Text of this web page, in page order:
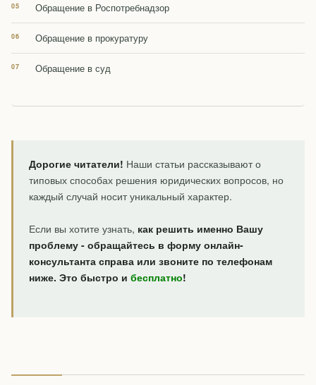
Обращение в Роспотребнадзор
Обращение в прокуратуру
Обращение в суд
Дорогие читатели! Наши статьи рассказывают о
типовых способах решения юридических вопросов, но
каждый случай носит уникальный характер.
Если вы хотите узнать, как решить именно Вашу
проблему - обращайтесь в форму онлайн-
консультанта справа или звоните по телефонам
ниже. Это быстро и бесплатно!